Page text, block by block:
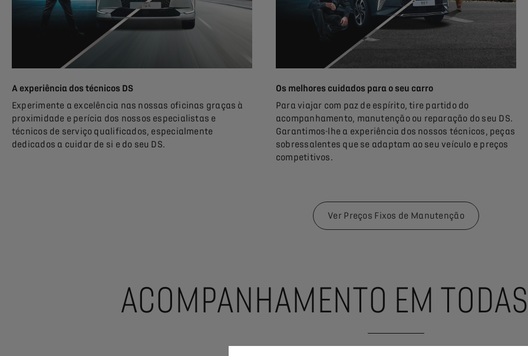
A experiência dos técnicos DS
Experimente a excelência nas nossas oficinas graças à
proximidade e perícia dos nossos especialistas e
técnicos de serviço qualificados, especialmente
dedicados a cuidar de si e do seu DS.
Os melhores cuidados para o seu carro
Para viajar com paz de espírito, tire partido do
acompanhamento, manutenção ou reparação do seu DS.
Garantimos-lhe a experiência dos nossos técnicos, peças
sobressalentes que se adaptam ao seu veículo e preços
competitivos.
Ver Preços Fixos de Manutenção
ACOMPANHAMENTO EM